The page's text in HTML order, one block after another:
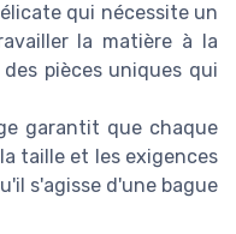
qui nécessite un
la matière à la
pièces uniques qui
garantit que chaque
taille et les exigences
s'agisse d'une bague